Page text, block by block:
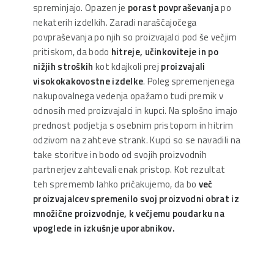
spreminjajo. Opazen je porast povpraševanjapo
nekaterih izdelkih. Zaradi naraščajočega
povpraševanja po njih so proizvajalci pod še večjim
pritiskom, da bodo hitreje, učinkoviteje in po
nižjih stroških kot kdajkoli prej proizvajali
visokokakovostne izdelke. Poleg spremenjenega
nakupovalnega vedenja opažamo tudi premik v
odnosih med proizvajalci in kupci. Na splošno imajo
prednost podjetja s osebnim pristopom in hitrim
odzivom na zahteve strank. Kupci so se navadili na
take storitve in bodo od svojih proizvodnih
partnerjev zahtevali enak pristop. Kot rezultat
teh sprememb lahko pričakujemo, da bo več
proizvajalcev spremenilo svoj proizvodni obrat iz
množične proizvodnje, k večjemu poudarku na
vpoglede in izkušnje uporabnikov.